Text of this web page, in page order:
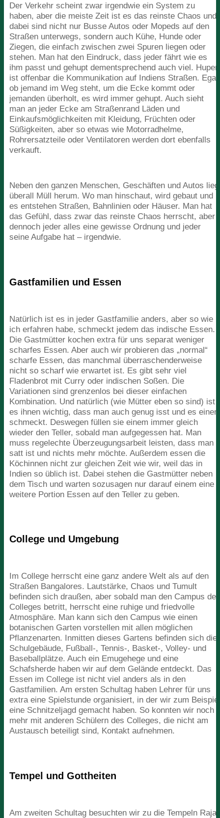
Der Verkehr scheint zwar irgendwie ein System zu
haben, aber die meiste Zeit ist es das reinste Chaos und
dabei sind nicht nur Busse Autos oder Mopeds auf den
Straßen unterwegs, sondern auch Kühe, Hunde oder
Ziegen, die einfach zwischen zwei Spuren liegen oder
stehen. Man hat den Eindruck, dass jeder fährt wie es
ihm passt und gehupt dementsprechend auch viel. Hupen
ist offenbar die Kommunikation auf Indiens Straßen. Egal
ob jemand im Weg steht, um die Ecke kommt oder
jemanden überholt, es wird immer gehupt. Auch sieht
man an jeder Ecke am Straßenrand Läden und
Einkaufsmöglichkeiten mit Kleidung, Früchten oder
Süßigkeiten, aber so etwas wie Motorradhelme,
Rohrersatzteile oder Ventilatoren werden dort ebenfalls
verkauft.
Neben den ganzen Menschen, Geschäften und Autos
überall Müll herum. Wo man hinschaut, wird gebaut und
es entstehen Straßen, Bahnlinien oder Häuser. Man hat
das Gefühl, dass zwar das reinste Chaos herrscht, aber
dennoch jeder alles eine gewisse Ordnung und jeder
seine Aufgabe hat – irgendwie.
Gastfamilien und Essen
Natürlich ist es in jeder Gastfamilie anders, aber so wie
ich erfahren habe, schmeckt jedem das indische Essen.
Die Gastmütter kochen extra für uns separat weniger
scharfes Essen. Aber auch wir probieren das„normal“
scharfe Essen, das manchmal überraschenderweise
nicht so scharf wie erwartet ist. Es gibt sehr viel
Fladenbrot mit Curry oder indischen Soßen. Die
Variationen sind grenzenlos bei dieser einfachen
Kombination. Und natürlich (wie Mütter eben so sind) ist
es ihnen wichtig, dass man auch genug isst und es
schmeckt. Deswegen füllen sie einem immer gleich
wieder den Teller, sobald man aufgegessen hat. Man
muss regelechte Überzeugungsarbeit leisten, dass man
satt ist und nichts mehr möchte. Außerdem essen die
Köchinnen nicht zur gleichen Zeit wie wir, weil das in
Indien so üblich ist. Dabei stehen die Gastmütter neben
dem Tisch und warten sozusagen nur darauf einem eine
weitere Portion Essen auf den Teller zu geben.
College und Umgebung
Im College herrscht eine ganz andere Welt als auf den
Straßen Bangalores. Lautstärke, Chaos und Tumult
befinden sich draußen, aber sobald man den Campus
Colleges betritt, herrscht eine ruhige und friedvolle
Atmosphäre. Man kann sich den Campus wie einen
botanischen Garten vorstellen mit allen möglichen
Pflanzenarten. Inmitten dieses Gartens befinden sich die
Schulgebäude, Fußball‑, Tennis‑, Basket‑, Volley- und
Baseballplätze. Auch ein Emugehege und eine
Schafsherde haben wir auf dem Gelände entdeckt. Das
Essen im College ist nicht viel anders als in den
Gastfamilien. Am ersten Schultag haben Lehrer für uns
extra eine Spielstunde organisiert, in der wir zum
eine Schnitzeljagd gemacht haben. So konnten wir noch
mehr mit anderen Schülern des Colleges, die nicht am
Austausch beteiligt sind, Kontakt aufnehmen.
Tempel und Gottheiten
Am zweiten Schultag besuchten wir zu die Tempeln Raja